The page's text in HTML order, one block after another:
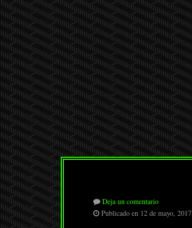
Deja un comentario
Publicado en 12 de mayo, 2017